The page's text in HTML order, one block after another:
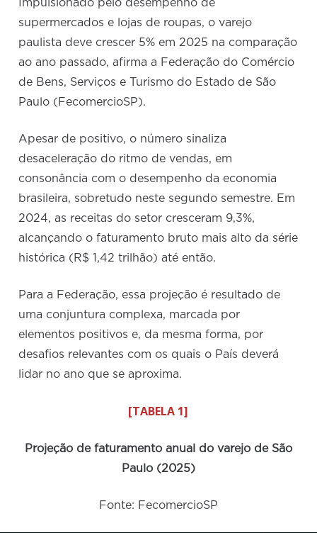
Impulsionado pelo desempenho de
supermercados e lojas de roupas, o varejo
paulista deve crescer 5% em 2025 na comparação
ao ano passado, afirma a Federação do Comércio
de Bens, Serviços e Turismo do Estado de São
Paulo (FecomercioSP).
Apesar de positivo, o número sinaliza
desaceleração do ritmo de vendas, em
consonância com o desempenho da economia
brasileira, sobretudo neste segundo semestre. Em
2024, as receitas do setor cresceram 9,3%,
alcançando o faturamento bruto mais alto da série
histórica (R$ 1,42 trilhão) até então.
Para a Federação, essa projeção é resultado de
uma conjuntura complexa, marcada por
elementos positivos e, da mesma forma, por
desafios relevantes com os quais o País deverá
lidar no ano que se aproxima.
[TABELA 1]
Projeção de faturamento anual do varejo de São
Paulo (2025)
Fonte: FecomercioSP